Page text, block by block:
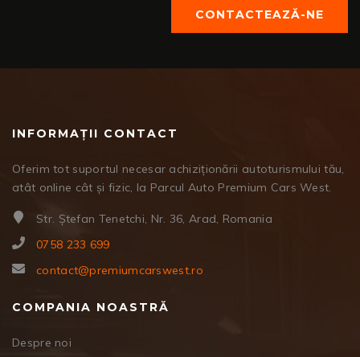
CONTACTEAZĂ-NE
INFORMAȚII CONTACT
Oferim tot suportul necesar achiziționării autoturismului tău,
atât online cât și fizic, la Parcul Auto Premium Cars West.
Str. Ștefan Tenetchi, Nr. 36, Arad, Romania
0758 233 699
contact@premiumcarswest.ro
COMPANIA NOASTRĂ
Despre noi